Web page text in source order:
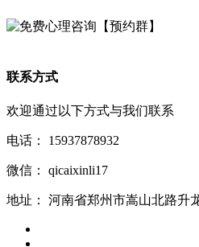
联系方式
欢迎通过以下方式与我们联系
电话： 15937878932
微信： qicaixinli17
地址： 河南省郑州市嵩山北路升